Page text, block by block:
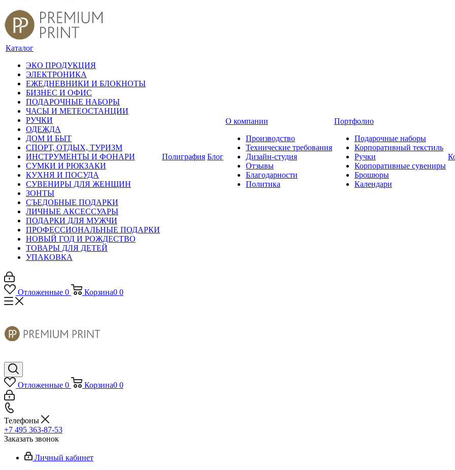
Каталог
ЭКО ПРОДУКЦИЯ
ЭЛЕКТРОНИКА
ЕЖЕДНЕВНИКИ И БЛОКНОТЫ
БИЗНЕС И ОФИС
ПОДАРОЧНЫЕ НАБОРЫ
ЧАСЫ И МЕТЕОСТАНЦИИ
РУЧКИ
ОДЕЖДА
ДОМ И БЫТ
СПОРТ, ОТДЫХ, ТУРИЗМ
ИНСТРУМЕНТЫ И ФОНАРИ
СУМКИ И РЮКЗАКИ
КУХНЯ И ПОСУДА
СУВЕНИРЫ ДЛЯ ЖЕНЩИН
ЗОНТЫ
СЪЕДОБНЫЕ ПОДАРКИ
ЛИЧНЫЕ АКСЕССУАРЫ
ПОДАРКИ ДЛЯ МУЖЧИ
ПРОФЕССИОНАЛЬНЫЕ ПОДАРКИ
НОВЫЙ ГОД И РОЖДЕСТВО
ТОВАРЫ ДЛЯ ДЕТЕЙ
УПАКОВКА
Полиграфия Блог
О компании
Производство
Технические требования
Дизайн-студия
Отзывы
Благодарности
Политика
Портфолио
Подарочные наборы
Корпоративный текстиль
Ручки
Корпоративные сувениры
Брошюры
Календари
Отложенные 0 Корзина0 0
Отложенные 0 Корзина0 0
Телефоны
+7 495 363-87-53
Заказать звонок
Личный кабинет